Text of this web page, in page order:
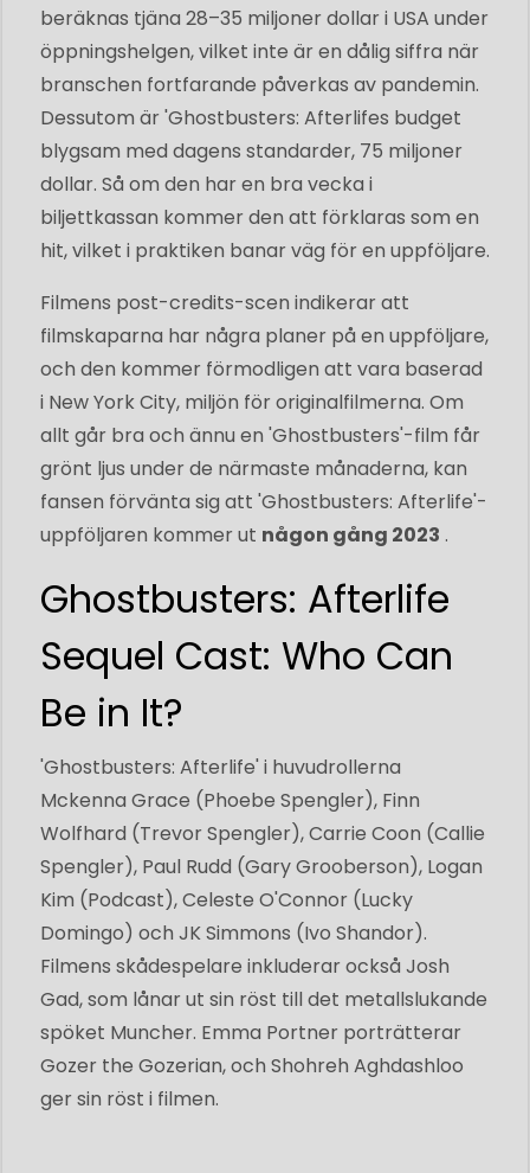
beräknas tjäna 28–35 miljoner dollar i USA under
öppningshelgen, vilket inte är en dålig siffra när
branschen fortfarande påverkas av pandemin.
Dessutom är 'Ghostbusters: Afterlifes budget
blygsam med dagens standarder, 75 miljoner
dollar. Så om den har en bra vecka i
biljettkassan kommer den att förklaras som en
hit, vilket i praktiken banar väg för en uppföljare.
Filmens post-credits-scen indikerar att
filmskaparna har några planer på en uppföljare,
och den kommer förmodligen att vara baserad
i New York City, miljön för originalfilmerna. Om
allt går bra och ännu en 'Ghostbusters'-film får
grönt ljus under de närmaste månaderna, kan
fansen förvänta sig att 'Ghostbusters: Afterlife'-
uppföljaren kommer ut någon gång 2023 .
Ghostbusters: Afterlife
Sequel Cast: Who Can
Be in It?
'Ghostbusters: Afterlife' i huvudrollerna
Mckenna Grace (Phoebe Spengler), Finn
Wolfhard (Trevor Spengler), Carrie Coon (Callie
Spengler), Paul Rudd (Gary Grooberson), Logan
Kim (Podcast), Celeste O'Connor (Lucky
Domingo) och JK Simmons (Ivo Shandor).
Filmens skådespelare inkluderar också Josh
Gad, som lånar ut sin röst till det metallslukande
spöket Muncher. Emma Portner porträtterar
Gozer the Gozerian, och Shohreh Aghdashloo
ger sin röst i filmen.